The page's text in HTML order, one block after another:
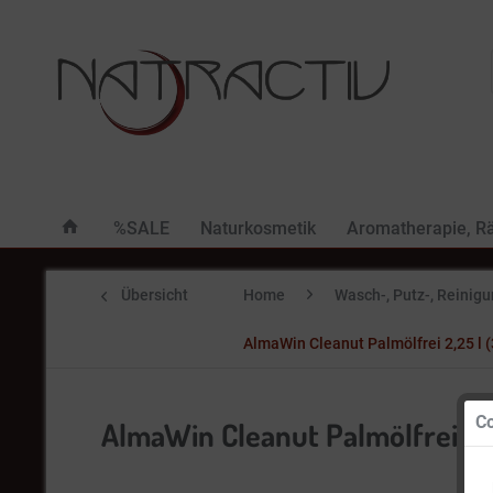
%SALE Naturkosmetik Aromatherapie,
Übersicht Home Wasch-, Putz-,
AlmaWin Cleanut Palmölfrei 2,25 l
AlmaWin Cleanut Palmölfrei